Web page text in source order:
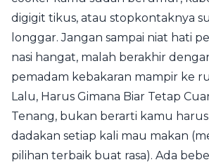
digigit tikus, atau stopkontaknya
longgar. Jangan sampai niat hati
nasi hangat, malah berakhir
pemadam kebakaran mampir ke
Lalu, Harus Gimana Biar Tetap
Tenang, bukan berarti kamu harus
dadakan setiap kali mau makan
pilihan terbaik buat rasa). Ada